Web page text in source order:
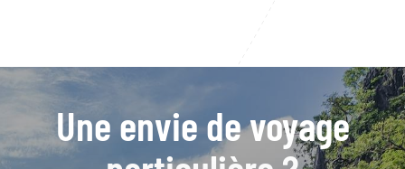
Une envie de voyage